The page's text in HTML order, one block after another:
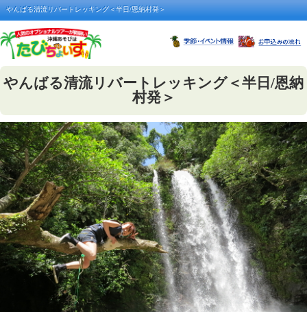
やんばる清流リバートレッキング＜半日/恩納村発＞
やんばる清流リバートレッキング＜半日/恩納
村発＞